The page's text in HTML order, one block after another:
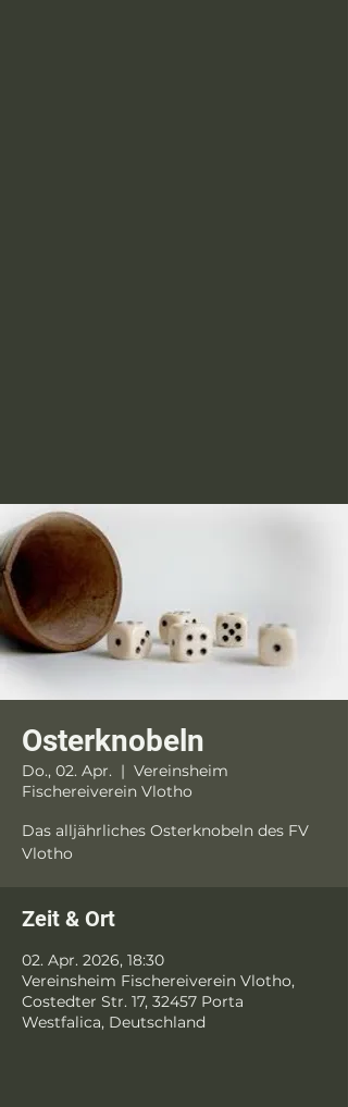
Osterknobeln
Do., 02. Apr.
  |
Vereinsheim
Fischereiverein Vlotho
Das alljährliches Osterknobeln des FV
Vlotho
Zeit & Ort
02. Apr. 2026, 18:30
Vereinsheim Fischereiverein Vlotho,
Costedter Str. 17, 32457 Porta
Westfalica, Deutschland